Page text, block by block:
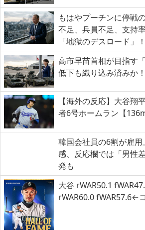
もはやプーチンに停戦
不足、兵員不足、支持
「地獄のデスロード」！
高市早苗首相が目指す
低下も織り込み済みか！
【海外の反応】大谷翔
者6号ホームラン【136m
韓国会社員の6割が雇
感、反応欄では「男性
発も
大谷 rWAR50.1
rWAR60.0 fWAR57.6←